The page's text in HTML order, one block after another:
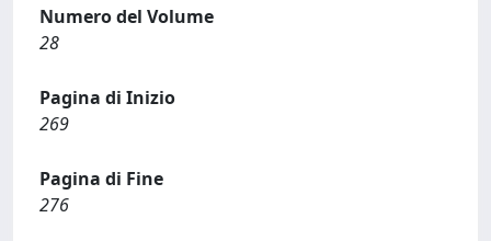
Numero del Volume
28
Pagina di Inizio
269
Pagina di Fine
276